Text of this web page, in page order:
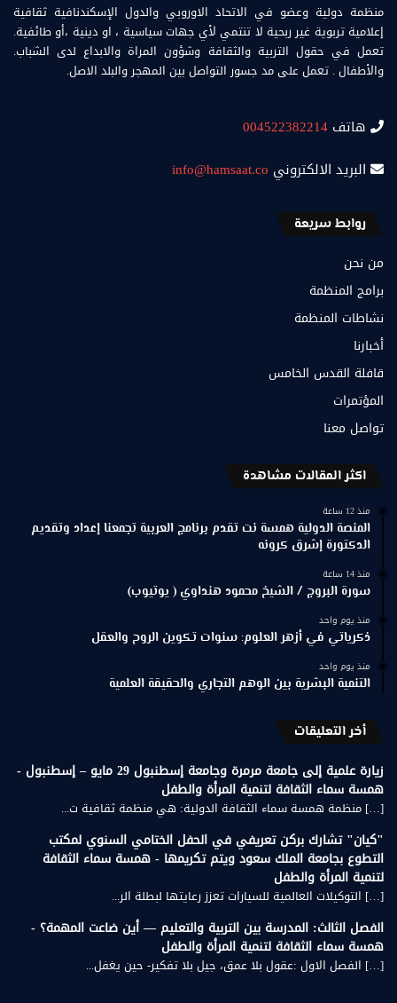
منظمة دولية وعضو في الاتحاد الاوروبي والدول الإسكندنافية ثقافية
إعلامية تربوية غير ربحية لا تنتمي لأي جهات سياسية ، او دينية ،أو طائفية.
تعمل في حقول التربية والثقافة وشؤون المراة والابداع لدى الشباب.
والأطفال . تعمل على مد جسور التواصل بين المهجر والبلد الاصل.
هاتف 004522382214
البريد الالكتروني info@hamsaat.co
روابط سريعة
من نحن
برامج المنظمة
نشاطات المنظمة
أخبارنا
قافلة القدس الخامس
المؤتمرات
تواصل معنا
اكثر المقالات مشاهدة
منذ 12 ساعة
المنصة الدولية همسة نت تقدم برنامج العربية تجمعنا إعداد وتقديم
الدكتورة إشرق كرونه
منذ 14 ساعة
سورة البروج / الشيخ محمود هنداوي ( يوتيوب)
منذ يوم واحد
ذكرياتي في أزهر العلوم: سنوات تكوين الروح والعقل
منذ يوم واحد
التنمية البشرية بين الوهم التجاري والحقيقة العلمية
أخر التعليقات
زيارة علمية إلى جامعة مرمرة وجامعة إسطنبول 29 مايو – إسطنبول -
همسة سماء الثقافة لتنمية المرأة والطفل
[…] منظمة همسة سماء الثقافة الدولية: هي منظمة ثقافية ت...
"كيان" تشارك بركن تعريفي في الحفل الختامي السنوي لمكتب
التطوع بجامعة الملك سعود ويتم تكريمها - همسة سماء الثقافة
لتنمية المرأة والطفل
[…] التوكيلات العالمية للسيارات تعزز رعايتها لبطلة الر...
الفصل الثالث: المدرسة بين التربية والتعليم — أين ضاعت المهمة؟ -
همسة سماء الثقافة لتنمية المرأة والطفل
[…] الفصل الاول :عقول بلا عمق، جيل بلا تفكير- حين يغفل...